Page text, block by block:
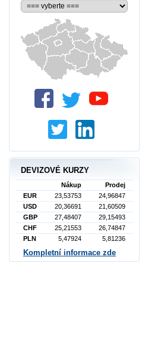
DEVIZOVÉ KURZY
Nákup
Prodej
EUR
23,53753
24,96847
USD
20,36691
21,60509
GBP
27,48407
29,15493
CHF
25,21553
26,74847
PLN
5,47924 5,81236
Kompletní informace zde